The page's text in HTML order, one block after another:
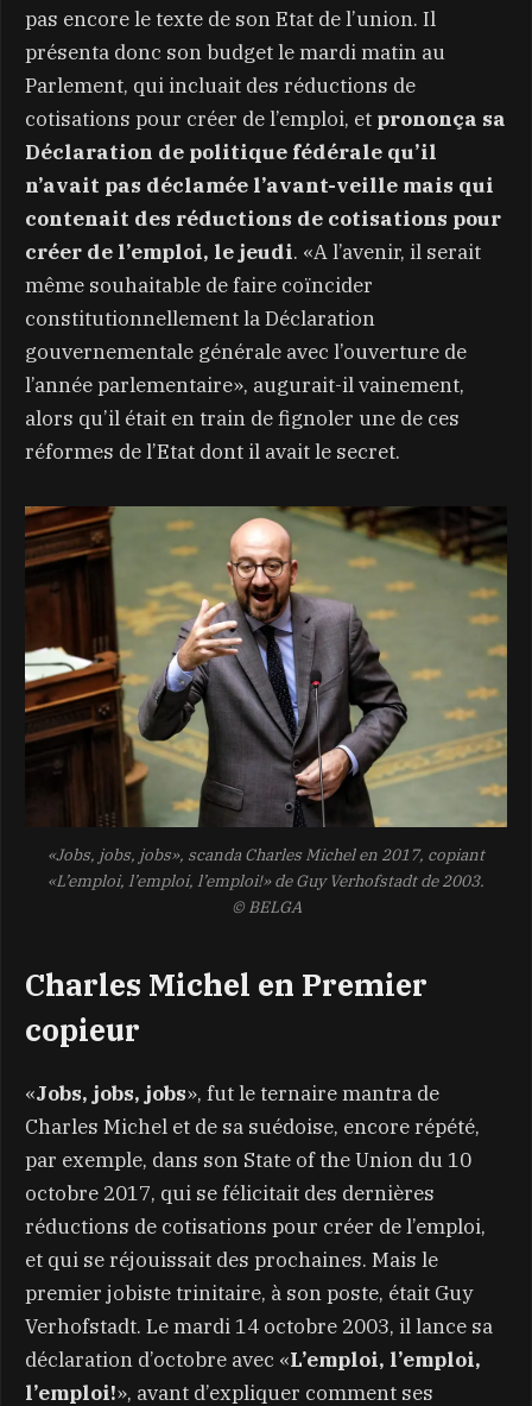
pas encore le texte de son Etat de l’union. Il
présenta donc son budget le mardi matin au
Parlement, qui incluait des réductions de
cotisations pour créer de l’emploi, et prononça sa
Déclaration de politique fédérale qu’il
n’avait pas déclamée l’avant-veille mais qui
contenait des réductions de cotisations pour
créer de l’emploi, le jeudi. «A l’avenir, il serait
même souhaitable de faire coïncider
constitutionnellement la Déclaration
gouvernementale générale avec l’ouverture de
l’année parlementaire», augurait-il vainement,
alors qu’il était en train de fignoler une de ces
réformes de l’Etat dont il avait le secret.
«Jobs, jobs, jobs», scanda Charles Michel en 2017, copiant
«L’emploi, l’emploi, l’emploi!» de Guy Verhofstadt de 2003.
© BELGA
Charles Michel en Premier
copieur
«Jobs, jobs, jobs», fut le ternaire mantra de
Charles Michel et de sa suédoise, encore répété,
par exemple, dans son State of the Union du 10
octobre 2017, qui se félicitait des dernières
réductions de cotisations pour créer de l’emploi,
et qui se réjouissait des prochaines. Mais le
premier jobiste trinitaire, à son poste, était Guy
Verhofstadt. Le mardi 14 octobre 2003, il lance sa
déclaration d’octobre avec «L’emploi, l’emploi,
l’emploi!», avant d’expliquer comment ses